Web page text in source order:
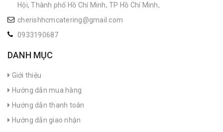
Hội, Thành phố Hồ Chí Minh, TP Hồ Chí Minh,
cherishhcmcatering@gmail.com
0933190687
DANH MỤC
Giới thiệu
Hướng dẫn mua hàng
Hướng dẫn thanh toán
Hướng dẫn giao nhận